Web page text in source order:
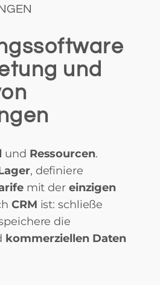
und
und Ressourcen.
, definiere
mit der einzigen
CRM ist: schließe
die
kommerziellen Daten